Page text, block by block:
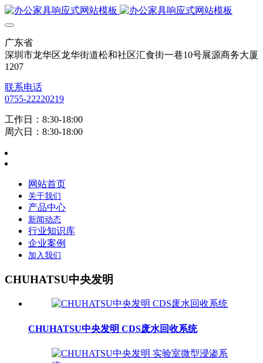
广东省
深圳市龙华区龙华街道松和社区汇食街一巷10号展源商务大厦
1207
联系电话
0755-22220219
工作日：8:30-18:00
周六日：8:30-18:00
网站首页
关于我们
产品中心
新闻动态
行业知识库
企业案例
加入我们
CHUHATSU中央发明
CHUHATSU中央发明 CDS废水回收系统